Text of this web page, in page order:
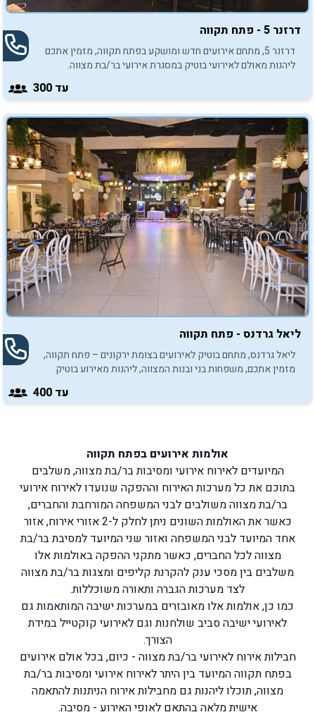
דרזנר 5 - פתח תקווה
דרזנר 5, מתחם אירועים חדש ומושקע בפתח תקווה, מזמין אתכם
ליהנות מאולם לאירועי בוטיק במסגרת אירועי בר/בת מצווה.
עד 300
ליאל גרדנס - פתח תקווה
ליאל גרדנס, מתחם בוטיק לאירועים בצומת ירקונים – פתח תקווה,
מזמין אתכם, משפחות בני ובנות המצווה, ליהנות מאירוע בוטיק
עד 400
אולמות אירועים בפתח תקווה
המיועדים לאירוח אירועי ומסיבות בר/בת מצווה, משלבים
בתוכם את כל מערכות האירוח וההפקה שנועדו לאירוח אירועי
בר/בת מצווה משולבים לבני המשפחה המורחבת והחברים,
כאשר את האולמות השונים ניתן לחלק ל-2 אזורי אירוח, אזור
אחד המיועד לבני המשפחה ואזור שני המיועד למסיבת בר/בת
מצווה לכל החברים, כאשר מתקני ההפקה באולמות אלו
משלבים בין מסכי ענק להקרנת קליפים ומצגות בר/בת מצווה
לצד מערכות הגברה ותאורה משוכללות.
כמו כן, אולמות אלו מאובזרים במערכות ישיבה המותאמות גם
לאירועי ישיבה סביב שולחנות וגם לאירועי קוקטייל במידת
הצורך.
חבילות אירוח לאירועי בר/בת מצווה - כיום, בכלאולם אירועים
בפתח תקווההמיועד בין היתר לאירוח אירועי ומסיבות בר/בת
מצווה, תוכלו ליהנות גם מחבילות אירוח הניתנות להתאמה
אישית מלאה בהתאם לאופי האירוע - מסיבה.